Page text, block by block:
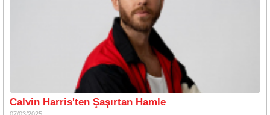
Calvin Harris'ten Şaşırtan Hamle